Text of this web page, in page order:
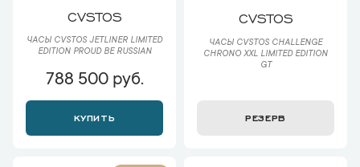
CVSTOS
ЧАСЫ CVSTOS JETLINER LIMITED
EDITION PROUD BE RUSSIAN
788 500 руб.
КУПИТЬ
CVSTOS
ЧАСЫ CVSTOS CHALLENGE
CHRONO XXL LIMITED EDITION
GT
РЕЗЕРВ